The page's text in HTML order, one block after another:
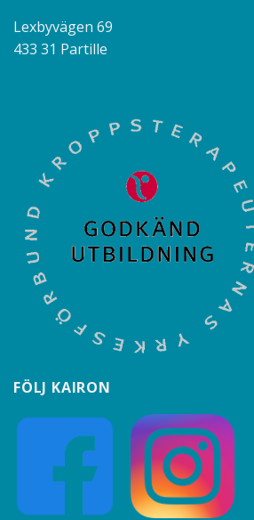
Lexbyvägen 69
433 31 Partille
FÖLJ KAIRON